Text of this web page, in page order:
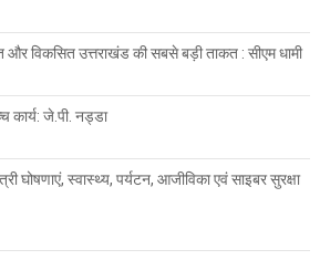
और विकसित उत्तराखंड की सबसे बड़ी ताकत : सीएम धामी
कार्य: जे.पी. नड्डा
घोषणाएं, स्वास्थ्य, पर्यटन, आजीविका एवं साइबर सुरक्षा